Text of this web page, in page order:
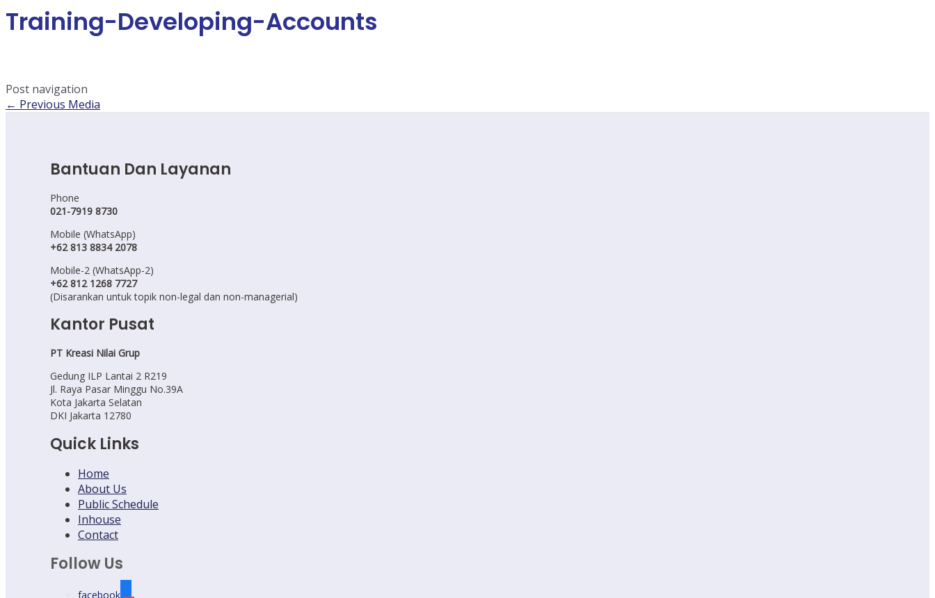
Training-Developing-Accounts
Post navigation
← Previous Media
Bantuan Dan Layanan
Phone
021-7919 8730
Mobile (WhatsApp)
+62 813 8834 2078
Mobile-2 (WhatsApp-2)
+62 812 1268 7727
(Disarankan untuk topik non-legal dan non-managerial)
Kantor Pusat
PT Kreasi Nilai Grup
Gedung ILP Lantai 2 R219
Jl. Raya Pasar Minggu No.39A
Kota Jakarta Selatan
DKI Jakarta 12780
Quick Links
Home
About Us
Public Schedule
Inhouse
Contact
Follow Us
facebook